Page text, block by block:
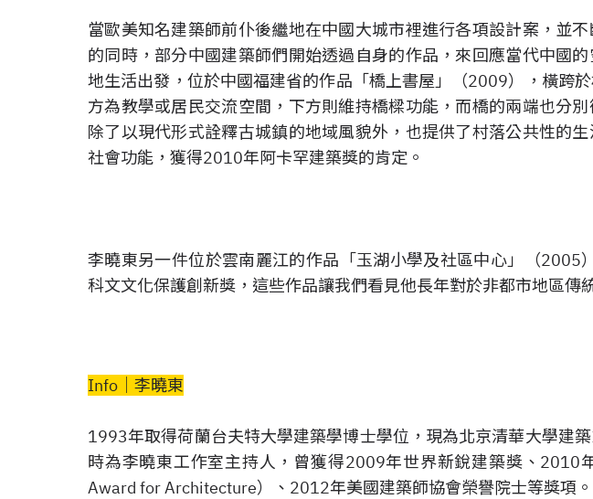
當歐美知名建築師前仆後繼地在中國大城市裡進行各項設計案，並
的同時，部分中國建築師們開始透過自身的作品，來回應當代中國
地生活出發，位於中國福建省的作品「橋上書屋」（2009），橫跨
方為教學或居民交流空間，下方則維持橋樑功能，而橋的兩端也分別
除了以現代形式詮釋古城鎮的地域風貌外，也提供了村落公共性的
社會功能，獲得2010年阿卡罕建築獎的肯定。
李曉東另一件位於雲南麗江的作品「玉湖小學及社區中心」（2005
科文文化保護創新獎，這些作品讓我們看見他長年對於非都市地區傳
Info│李曉東
1993年取得荷蘭台夫特大學建築學博士學位，現為北京清華大學建
時為李曉東工作室主持人，曾獲得2009年世界新銳建築獎、2010
Award for Architecture）、2012年美國建築師協會榮譽院士等獎項。